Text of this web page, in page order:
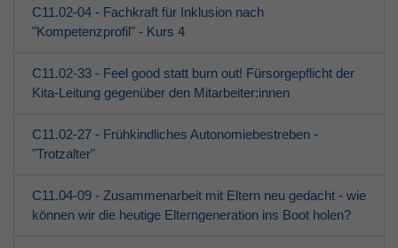
C11.02-04 - Fachkraft für Inklusion nach
"Kompetenzprofil" - Kurs 4
C11.02-33 - Feel good statt burn out! Fürsorgepflicht der
Kita-Leitung gegenüber den Mitarbeiter:innen
C11.02-27 - Frühkindliches Autonomiebestreben -
"Trotzalter"
C11.04-09 - Zusammenarbeit mit Eltern neu gedacht - wie
können wir die heutige Elterngeneration ins Boot holen?